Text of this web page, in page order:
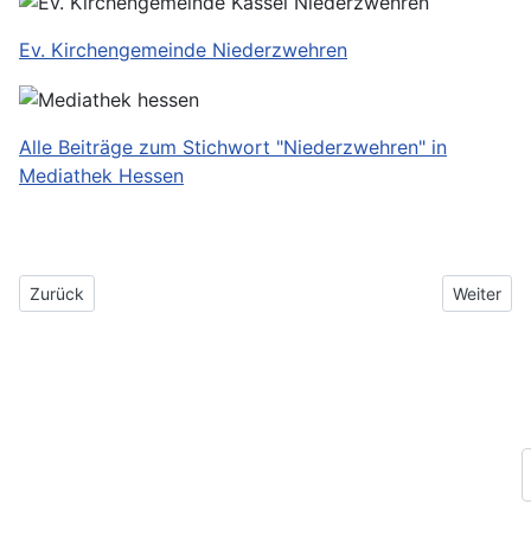
Ev. Kirchengemeinde Niederzwehren
Alle Beiträge zum Stichwort "Niederzwehren" in
Mediathek Hessen
Vorheriger Beitrag: Matthäuskirche in Niederzwehren
Zurück Nächster
Weiter